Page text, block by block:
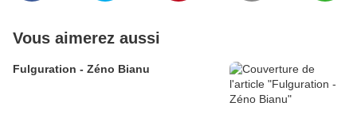
Vous aimerez aussi
Fulguration - Zéno Bianu